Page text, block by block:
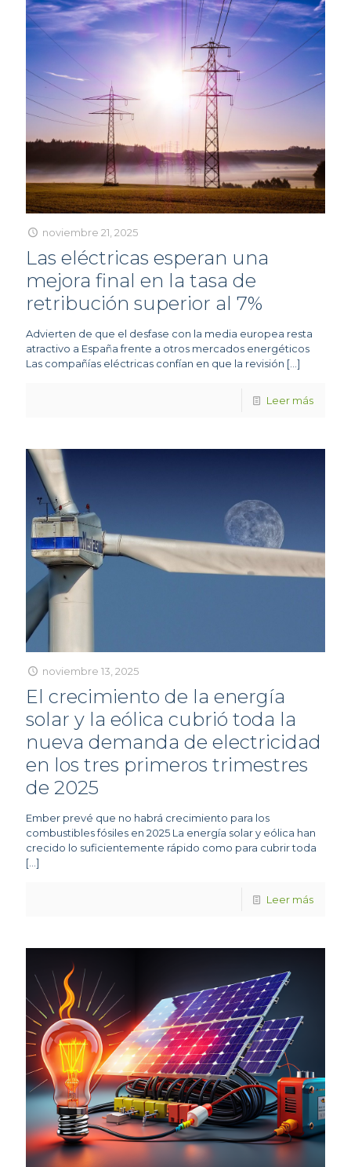
noviembre 21, 2025
Las eléctricas esperan una
mejora final en la tasa de
retribución superior al 7%
Advierten de que el desfase con la media europea resta
atractivo a España frente a otros mercados energéticos
Las compañías eléctricas confían en que la revisión […]
Leer más
noviembre 13, 2025
El crecimiento de la energía
solar y la eólica cubrió toda la
nueva demanda de electricidad
en los tres primeros trimestres
de 2025
Ember prevé que no habrá crecimiento para los
combustibles fósiles en 2025 La energía solar y eólica han
crecido lo suficientemente rápido como para cubrir toda
[…]
Leer más